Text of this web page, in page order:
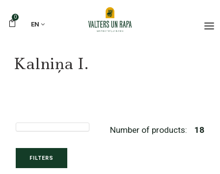
0
EN
Kalniņa I.
FILTERS
Number of products: 18